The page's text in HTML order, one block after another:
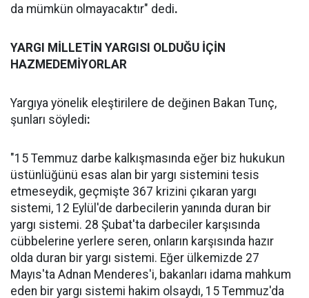
da mümkün olmayacaktır" dedi.
YARGI MİLLETİN YARGISI OLDUĞU İÇİN
HAZMEDEMİYORLAR
Yargıya yönelik eleştirilere de değinen Bakan Tunç,
şunları söyledi:
"15 Temmuz darbe kalkışmasında eğer biz hukukun
üstünlüğünü esas alan bir yargı sistemini tesis
etmeseydik, geçmişte 367 krizini çıkaran yargı
sistemi, 12 Eylül'de darbecilerin yanında duran bir
yargı sistemi. 28 Şubat'ta darbeciler karşısında
cübbelerine yerlere seren, onların karşısında hazır
olda duran bir yargı sistemi. Eğer ülkemizde 27
Mayıs'ta Adnan Menderes'i, bakanları idama mahkum
eden bir yargı sistemi hakim olsaydı, 15 Temmuz'da